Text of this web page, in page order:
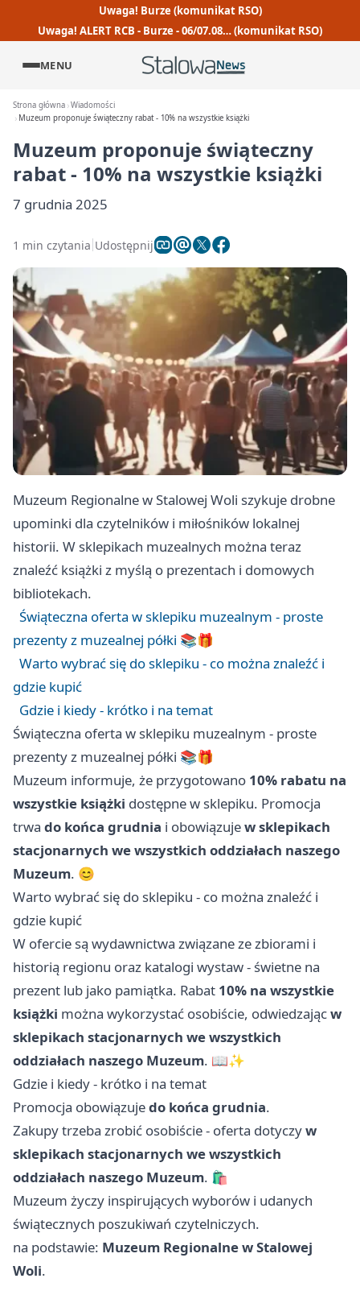
Uwaga! Burze (komunikat RSO)
Uwaga! ALERT RCB - Burze - 06/07.08… (komunikat RSO)
MENU
Strona główna Wiadomości
Muzeum proponuje świąteczny rabat - 10% na wszystkie książki
Muzeum proponuje świąteczny
rabat - 10% na wszystkie książki
7 grudnia 2025
1 min czytania Udostępnij
Muzeum Regionalne w Stalowej Woli szykuje drobne
upominki dla czytelników i miłośników lokalnej
historii. W sklepikach muzealnych można teraz
znaleźć książki z myślą o prezentach i domowych
bibliotekach.
Świąteczna oferta w sklepiku muzealnym - proste
prezenty z muzealnej półki 📚🎁
Warto wybrać się do sklepiku - co można znaleźć i
gdzie kupić
Gdzie i kiedy - krótko i na temat
Świąteczna oferta w sklepiku muzealnym - proste
prezenty z muzealnej półki 📚🎁
Muzeum informuje, że przygotowano 10% rabatu na
wszystkie książki dostępne w sklepiku. Promocja
trwa do końca grudnia i obowiązujew sklepikach
stacjonarnych we wszystkich oddziałach naszego
Muzeum. 😊
Warto wybrać się do sklepiku - co można znaleźć i
gdzie kupić
W ofercie są wydawnictwa związane ze zbiorami i
historią regionu oraz katalogi wystaw - świetne na
prezent lub jako pamiątka. Rabat 10% na wszystkie
książki można wykorzystać osobiście, odwiedzającw
sklepikach stacjonarnych we wszystkich
oddziałach naszego Muzeum. 📖✨
Gdzie i kiedy - krótko i na temat
Promocja obowiązujedo końca grudnia.
Zakupy trzeba zrobić osobiście - oferta dotyczyw
sklepikach stacjonarnych we wszystkich
oddziałach naszego Muzeum. 🛍️
Muzeum życzy inspirujących wyborów i udanych
świątecznych poszukiwań czytelniczych.
na podstawie: Muzeum Regionalne w Stalowej
Woli.